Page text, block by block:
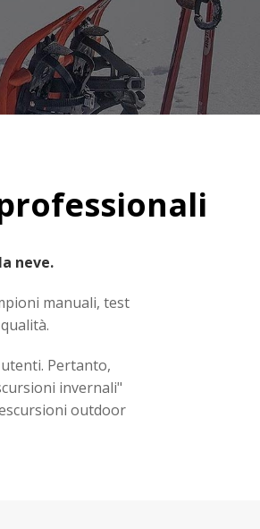
neve.
manuali, test
Pertanto,
invernali"
outdoor